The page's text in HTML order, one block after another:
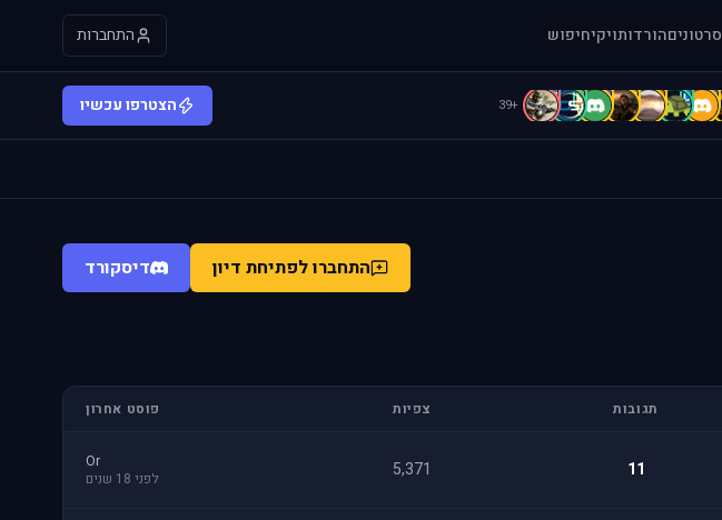
סרטוניםהורדותויקיחיפוש התחברות
B
C
D
d
D
D
f
+39 הצטרפו עכשיו
התחברו לפתיחת דיון דיסקורד
תגובות צפיות פוסט אחרון
11
5,371
Or
לפני 18 שנים